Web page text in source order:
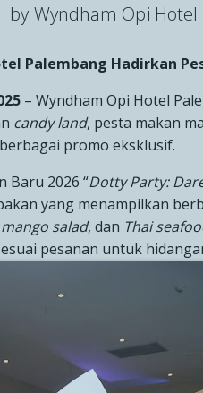
by Wyndham Opi
Palembang Hadirkan
– Wyndham Opi Hotel
candy land, pesta makan
promo eksklusif.
Baru 2026 “Dotty Party:
yang menampilkan
salad, dan Thai
pesanan untuk